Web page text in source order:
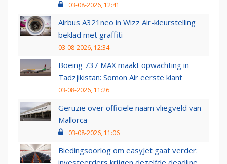
03-08-2026, 12:41
Airbus A321neo in Wizz Air-kleurstelling
beklad met graffiti
03-08-2026, 12:34
Boeing 737 MAX maakt opwachting in
Tadzjikistan: Somon Air eerste klant
03-08-2026, 11:26
Geruzie over officiële naam vliegveld van
Mallorca
03-08-2026, 11:06
Biedingsoorlog om easyJet gaat verder: